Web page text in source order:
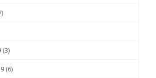
(3)
(6)